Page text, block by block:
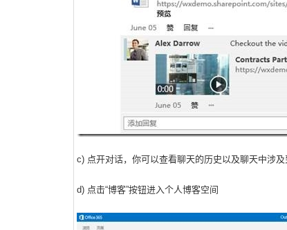
c) 点开对话，你可以查看聊天的历史以及聊天中涉
d) 点击“博客”按钮进入个人博客空间